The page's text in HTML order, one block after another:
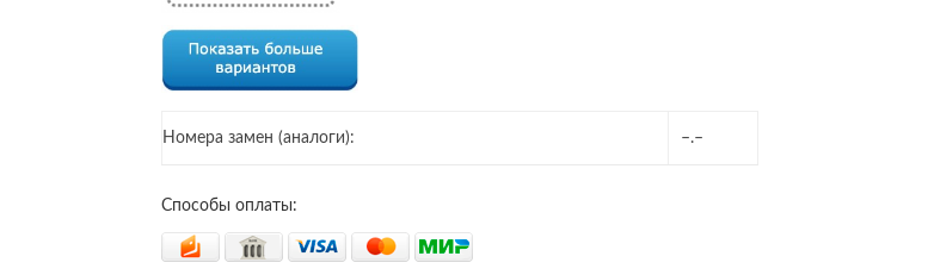
Номера замен (аналоги): –.–
Способы оплаты: